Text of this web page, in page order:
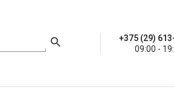
+375 (29)
09:00 -